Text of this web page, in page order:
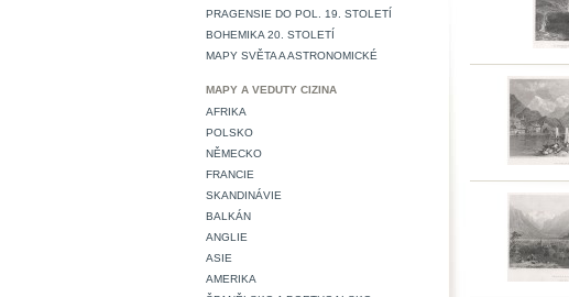
PRAGENSIE DO POL. 19. STOLETÍ
BOHEMIKA 20. STOLETÍ
MAPY SVĚTA A ASTRONOMICKÉ
MAPY A VEDUTY CIZINA
AFRIKA
POLSKO
NĚMECKO
FRANCIE
SKANDINÁVIE
BALKÁN
ANGLIE
ASIE
AMERIKA